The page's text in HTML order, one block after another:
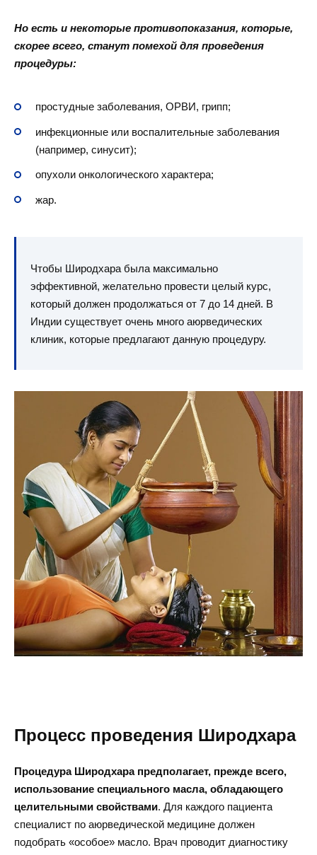
Но есть и некоторые противопоказания, которые,
скорее всего, станут помехой для проведения
процедуры:
простудные заболевания, ОРВИ, грипп;
инфекционные или воспалительные заболевания
(например, синусит);
опухоли онкологического характера;
жар.
Чтобы Широдхара была максимально
эффективной, желательно провести целый курс,
который должен продолжаться от 7 до 14 дней. В
Индии существует очень много аюрведических
клиник, которые предлагают данную процедуру.
Процесс проведения Широдхара
Процедура Широдхара предполагает, прежде всего,
использование специального масла, обладающего
целительными свойствами. Для каждого пациента
специалист по аюрведической медицине должен
подобрать «особое» масло. Врач проводит диагностику